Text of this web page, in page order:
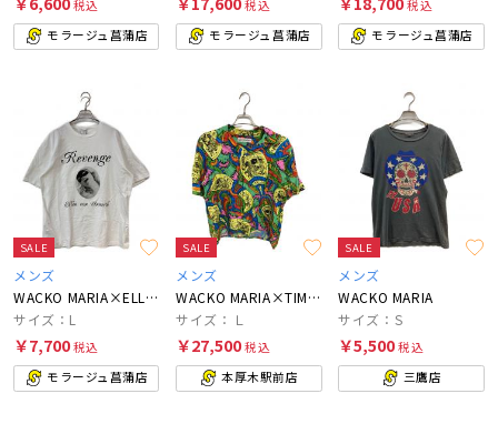
税込
モラージュ菖蒲店
税込
モラージュ菖蒲店
税込
モラージュ菖蒲店
SALE
メンズ
WACKO MARIA×ELLEN VON UNWERTH
サイズ：L
￥7,700税込
モラージュ菖蒲店
SALE
メンズ
WACKO MARIA×TIM LEHI
サイズ：Ｌ
￥27,500税込
本厚木駅前店
SALE
メンズ
WACKO MARIA
サイズ：S
￥5,500税込
三鷹店